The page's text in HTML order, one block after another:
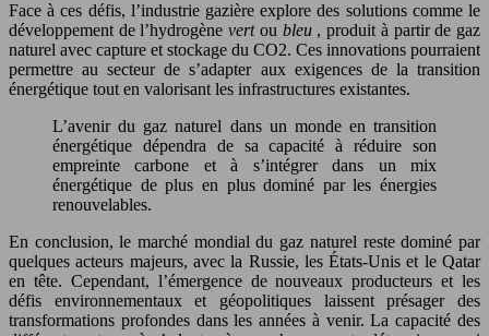
Face à ces défis, l’industrie gazière explore des solutions comme le
développement de l’hydrogènevert ou bleu , produit à partir de gaz
naturel avec capture et stockage du CO2. Ces innovations pourraient
permettre au secteur de s’adapter aux exigences de la transition
énergétique tout en valorisant les infrastructures existantes.
L’avenir du gaz naturel dans un monde en transition
énergétique dépendra de sa capacité à réduire son
empreinte carbone et à s’intégrer dans un mix
énergétique de plus en plus dominé par les énergies
renouvelables.
En conclusion, le marché mondial du gaz naturel reste dominé par
quelques acteurs majeurs, avec la Russie, les États-Unis et le Qatar
en tête. Cependant, l’émergence de nouveaux producteurs et les
défis environnementaux et géopolitiques laissent présager des
transformations profondes dans les années à venir. La capacité des